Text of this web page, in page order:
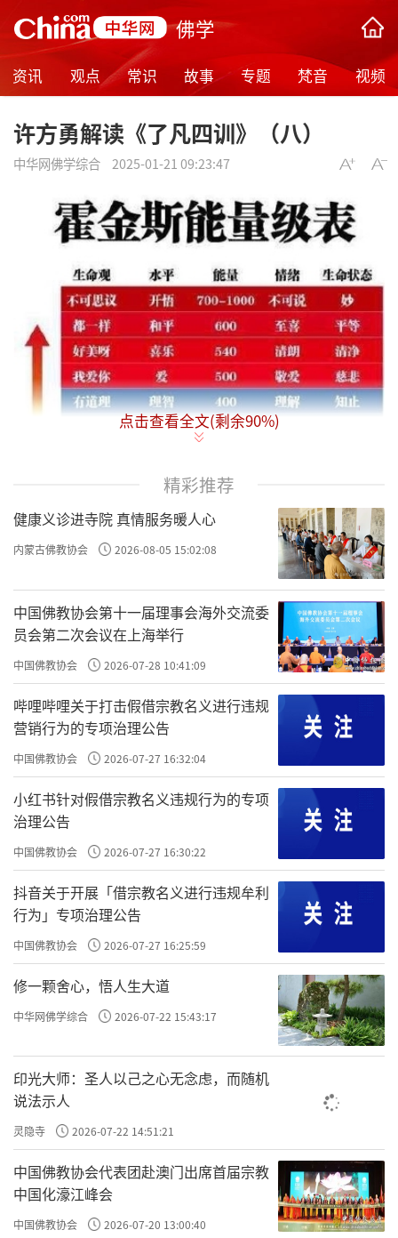
佛学
资讯 观点 常识 故事 专题 梵音 视频
许方勇解读《了凡四训》（八）
中华网佛学综合 2025-01-21 09:23:47
许方勇解读《了凡四训》（八）
我们经常引用的“霍金斯能量表”，用这
个表再跟大家说一下人到底有没有命。霍金斯
是美国的一个科学家，他研究了几十年，总结
了这个能量表，这是科学。我们很多人信科学
嘛，来看一下“霍金斯能量表”：
它有4个颜色，从上往下红色、蓝色、绿
色、灰色。
从上往下，它能量级不一样。大家看“能
数字，最高的能量700～1000，它的“水
平”是开悟，“情绪”是不可说，
态”是妙。再往下的能量是500以上，爱、喜
悦、和平，意味着如果你是爱、喜悦、和平的
状态，你的能量在500以上，是很高的。当然，
如果你开悟就1000了。
往下蓝色的就是理智、宽恕、主动、淡
点击查看全文(剩余90%)
精彩推荐
健康义诊进寺院 真情服务暖人心
内蒙古佛教协会 2026-08-05 15:02:08
中国佛教协会第十一届理事会海外交流委
员会第二次会议在上海举行
中国佛教协会 2026-07-28 10:41:09
哔哩哔哩关于打击假借宗教名义进行违规
营销行为的专项治理公告
中国佛教协会 2026-07-27 16:32:04
小红书针对假借宗教名义违规行为的专项
治理公告
中国佛教协会 2026-07-27 16:30:22
抖音关于开展「借宗教名义进行违规牟利
行为」专项治理公告
中国佛教协会 2026-07-27 16:25:59
修一颗舍心，悟人生大道
中华网佛学综合 2026-07-22 15:43:17
印光大师：圣人以己之心无念虑，而随机
说法示人
灵隐寺 2026-07-22 14:51:21
中国佛教协会代表团赴澳门出席首届宗教
中国化濠江峰会
中国佛教协会 2026-07-20 13:00:40